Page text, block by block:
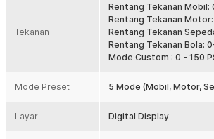
built-in yang dapat diisi ulang melalui USB
tanpa kabel membuat pompa angin
digunakan di mana saja tanpa perlu soket
Pompa ban elektrik
memiliki bodi yang
siap digunakan kapan pun untuk mengisi
motor, sepeda, bola, dan berbagai
Tekanan
Rentang Tekanan Mobil:
Rentang Tekanan Motor:
Rentang Tekanan
Rentang Tekanan Bola:
Mode Custom : 0 - 150
Mode Preset 5 Mode (Mobil, Motor,
Layar Digital Display